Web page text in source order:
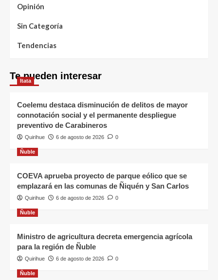
Opinión
Sin Categoría
Tendencias
Te pueden interesar
Itata
Coelemu destaca disminución de delitos de mayor
connotación social y el permanente despliegue
preventivo de Carabineros
Quirihue 6 de agosto de 2026 0
Ñuble
COEVA aprueba proyecto de parque eólico que se
emplazará en las comunas de Ñiquén y San Carlos
Quirihue 6 de agosto de 2026 0
Ñuble
Ministro de agricultura decreta emergencia agrícola
para la región de Ñuble
Quirihue 6 de agosto de 2026 0
Ñuble